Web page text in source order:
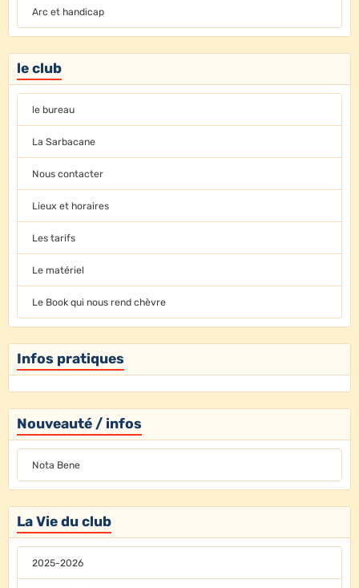
Arc et handicap
le club
le bureau
La Sarbacane
Nous contacter
Lieux et horaires
Les tarifs
Le matériel
Le Book qui nous rend chèvre
Infos pratiques
Nouveauté / infos
Nota Bene
La Vie du club
2025-2026